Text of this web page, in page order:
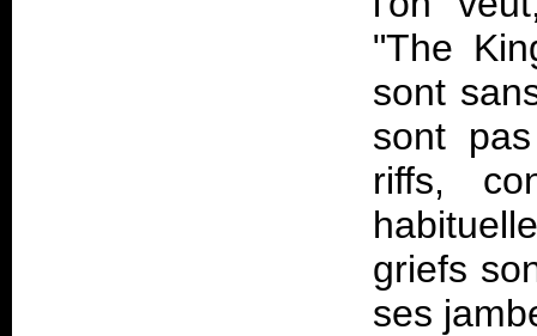
"The
sont
sont
riffs,
griefs
ses